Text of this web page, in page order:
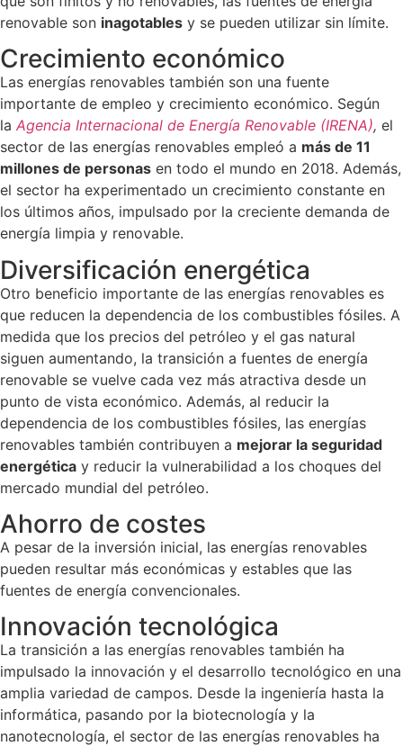
renovable son inagotables y se pueden utilizar sin límite.
Crecimiento económico
Las energías renovables también son una fuente
importante de empleo y crecimiento económico. Según
la Agencia Internacional de Energía Renovable (IRENA), el
sector de las energías renovables empleó a más de 11
millones de personas en todo el mundo en 2018. Además,
el sector ha experimentado un crecimiento constante en
los últimos años, impulsado por la creciente demanda de
energía limpia y renovable.
Diversificación energética
Otro beneficio importante de las energías renovables es
que reducen la dependencia de los combustibles fósiles. A
medida que los precios del petróleo y el gas natural
siguen aumentando, la transición a fuentes de energía
renovable se vuelve cada vez más atractiva desde un
punto de vista económico. Además, al reducir la
dependencia de los combustibles fósiles, las energías
renovables también contribuyen a mejorar la seguridad
energética y reducir la vulnerabilidad a los choques del
mercado mundial del petróleo.
Ahorro de costes
A pesar de la inversión inicial, las energías renovables
pueden resultar más económicas y estables que las
fuentes de energía convencionales.
Innovación tecnológica
La transición a las energías renovables también ha
impulsado la innovación y el desarrollo tecnológico en una
amplia variedad de campos. Desde la ingeniería hasta la
informática, pasando por la biotecnología y la
nanotecnología, el sector de las energías renovables ha